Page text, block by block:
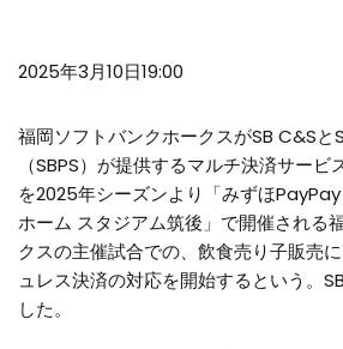
2025年3月10日19:00
福岡ソフトバンクホークスがSB C&Sと
（SBPS）が提供するマルチ決済サービ
を2025年シーズンより「みずほ
ホーム スタジアム筑後」で開催される
クスの主催試合での、飲食売り子販売
ュレス決済の対応を開始するという。
した。